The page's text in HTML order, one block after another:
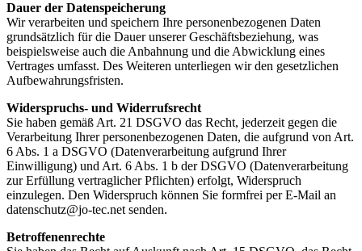
Dauer der Datenspeicherung
Wir verarbeiten und speichern Ihre personenbezogenen Daten
grundsätzlich für die Dauer unserer Geschäftsbeziehung, was
beispielsweise auch die Anbahnung und die Abwicklung eines
Vertrages umfasst. Des Weiteren unterliegen wir den gesetzlichen
Aufbewahrungsfristen.
Widerspruchs- und Widerrufsrecht
Sie haben gemäß Art. 21 DSGVO das Recht, jederzeit gegen die
Verarbeitung Ihrer personenbezogenen Daten, die aufgrund von Art.
6 Abs. 1 a DSGVO (Datenverarbeitung aufgrund Ihrer
Einwilligung) und Art. 6 Abs. 1 b der DSGVO (Datenverarbeitung
zur Erfüllung vertraglicher Pflichten) erfolgt, Widerspruch
einzulegen. Den Widerspruch können Sie formfrei per E-Mail an
datenschutz@jo-tec.net senden.
Betroffenenrechte